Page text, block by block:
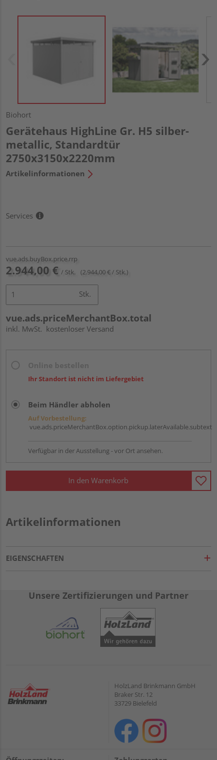
Biohort
Gerätehaus HighLine Gr. H5 silber-
metallic, Standardtür
2750x3150x2220mm
Artikelinformationen
Services
vue.ads.buyBox.price.rrp
2.944,00 € / Stk. (2.944,00 € / Stk.)
Stk.
vue.ads.priceMerchantBox.total
inkl. MwSt. kostenloser Versand
Ihr Standort ist nicht im Liefergebiet
Beim Händler abholen
Auf Vorbestellung:
vue.ads.priceMerchantBox.option.pickup.laterAvailable.subtext
Verfügbar in der Ausstellung - vor Ort ansehen.
In den Warenkorb
Artikelinformationen
EIGENSCHAFTEN
Unsere Zertifizierungen und Partner
HolzLand Brinkmann GmbH
Braker Str. 12
33729 Bielefeld